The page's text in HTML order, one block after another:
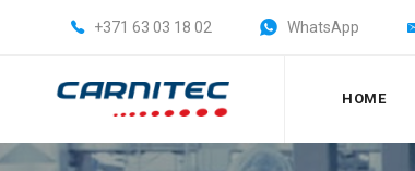
+371 63 03 18 02 WhatsApp
HOME